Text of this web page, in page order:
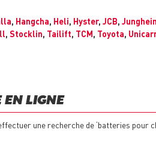
, Hangcha, Heli, Hyster, JCB,
, Stocklin, Tailift, TCM, Toyota,
EN LIGNE
une recherche de ‘batteries pour